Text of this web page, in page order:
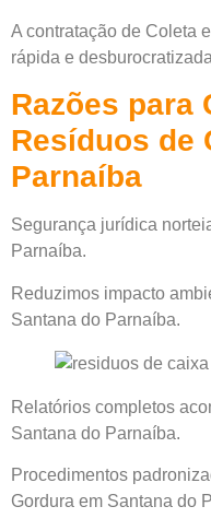
A contratação de Coleta
rápida e
Razões para
Resíduos de
Parnaíba
Segurança jurídica
Parnaíba.
Reduzimos impacto
Santana do Parnaíba.
Relatórios completos
Santana do Parnaíba.
Procedimentos
Gordura em Santana do